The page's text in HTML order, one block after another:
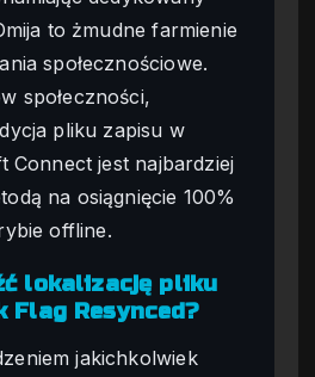
to żmudne farmienie
społecznościowe.
społeczności,
pliku zapisu w
Connect jest najbardziej
na osiągnięcie 100%
offline.
lokalizację pliku
Flag Resynced?
jakichkolwiek